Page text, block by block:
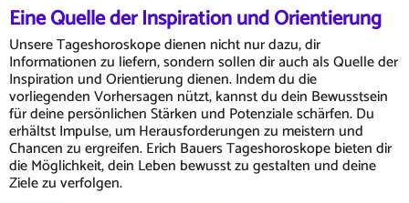
Eine Quelle der Inspiration und Orientierung
Unsere Tageshoroskope dienen nicht nur dazu, dir
Informationen zu liefern, sondern sollen dir auch als Quelle der
Inspiration und Orientierung dienen. Indem du die
vorliegenden Vorhersagen nützt, kannst du dein Bewusstsein
für deine persönlichen Stärken und Potenziale schärfen. Du
erhältst Impulse, um Herausforderungen zu meistern und
Chancen zu ergreifen. Erich Bauers Tageshoroskope bieten dir
die Möglichkeit, dein Leben bewusst zu gestalten und deine
Ziele zu verfolgen.